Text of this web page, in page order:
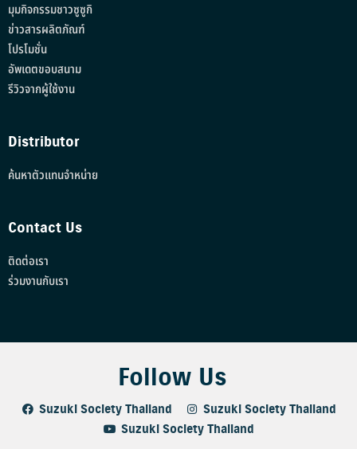
มุมกิจกรรมชาวซูซูกิ
ข่าวสารผลิตภัณฑ์
โปรโมชั่น
อัพเดตขอบสนาม
รีวิวจากผู้ใช้งาน
Distributor
ค้นหาตัวแทนจำหน่าย
Contact Us
ติดต่อเรา
ร่วมงานกับเรา
Follow Us
Suzuki Society Thailand
Suzuki Society Thailand
Suzuki Society Thailand